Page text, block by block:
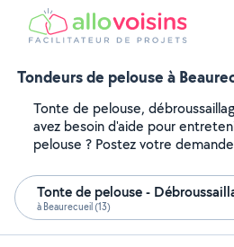
Tondeurs de pelouse à
Tonte de pelouse,
avez besoin d'aide pour
pelouse ? Postez votre
Tonte de pelouse -
à Beaurecueil (13)